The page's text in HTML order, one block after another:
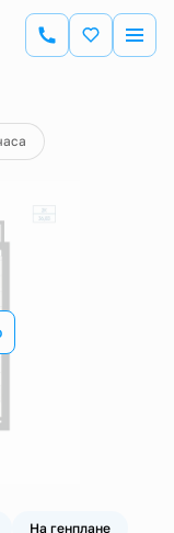
Цена по запросу
На генплане